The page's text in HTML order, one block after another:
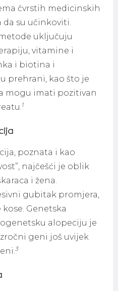
čvrstih medicinskih
da su učinkoviti.
uključuju
vitamine i
i biotina i
prehrani, kao što je
mogu imati pozitivan
1
poznata i kao
najčešći je oblik
i žena.
gubitak promjera,
Genetska
alopeciju je
geni još uvijek
3